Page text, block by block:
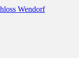
Wendorf